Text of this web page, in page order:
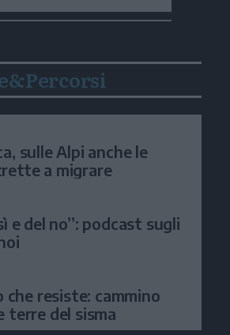
sulle Alpi anche le
a migrare
e del no”: podcast sugli
che resiste: cammino
terre del sisma